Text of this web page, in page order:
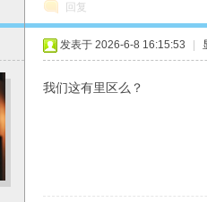
回复
发表于 2026-6-8 16:15:53
我们这有里区么？